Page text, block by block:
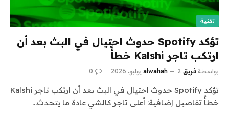
تقنية
تؤكد Spotify حدوث احتيال في البث بعد أن
ارتكب تاجر Kalshi خطأً
بواسطة فريق alwahah 2 يوليو، 2026 0
تؤكد Spotify حدوث احتيال في البث بعد أن ارتكب تاجر Kalshi
خطأً تفاصيل إضافية: أعلى تاجر كالشي عادة ما يتحدث…